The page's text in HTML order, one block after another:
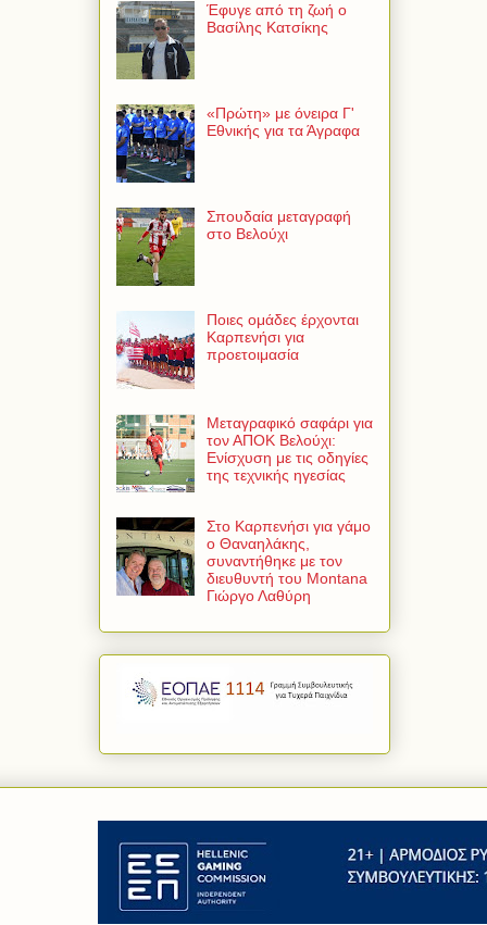
Έφυγε από τη ζωή ο
Βασίλης Κατσίκης
«Πρώτη» με όνειρα Γ'
Εθνικής για τα Άγραφα
Σπουδαία μεταγραφή
στο Βελούχι
Ποιες ομάδες έρχονται
Καρπενήσι για
προετοιμασία
Μεταγραφικό σαφάρι για
τον ΑΠΟΚ Βελούχι:
Ενίσχυση με τις οδηγίες
της τεχνικής ηγεσίας
Στο Καρπενήσι για γάμο
ο Θαναηλάκης,
συναντήθηκε με τον
διευθυντή του Montana
Γιώργο Λαθύρη